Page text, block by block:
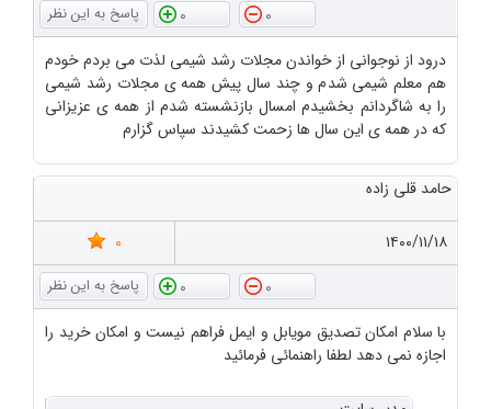
0
0
درود از نوجوانی از خواندن مجلات رشد شیمی لذت می بردم خودم
هم معلم شیمی شدم و چند سال پیش همه ی مجلات رشد شیمی
را به شاگردانم بخشیدم امسال بازنشسته شدم از همه ی عزیزانی
که در همه ی این سال ها زحمت کشیدند سپاس گزارم
حامد قلی زاده
۱۴۰۰/۱۱/۱۸
0
0
0
با سلام امکان تصدیق مویابل و ایمل فراهم نیست و امکان خرید را
اجازه نمی دهد لطفا راهنمائی فرمائید